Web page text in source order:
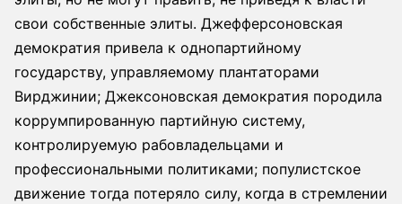
свои собственные элиты. Джефферсоновская
демократия привела к однопартийному
государству, управляемому плантаторами
Вирджинии; Джексоновская демократия породила
коррумпированную партийную систему,
контролируемую рабовладельцами и
профессиональными политиками; популистское
движение тогда потеряло силу, когда в стремлении